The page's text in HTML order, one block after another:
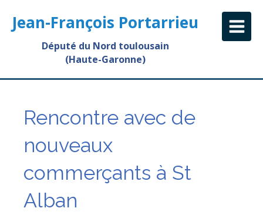
Jean-François Portarrieu
Député du Nord toulousain
(Haute-Garonne)
Rencontre avec de
nouveaux
commerçants à St
Alban